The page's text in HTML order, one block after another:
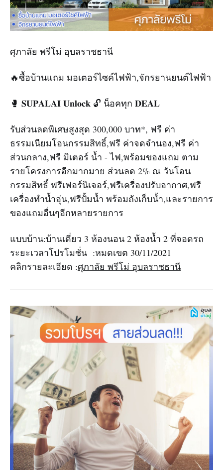
ศุภาลัย พรีโม่ อุบลราชธานี
🔥ซื้อบ้านแถม มอเตอร์ไซค์ไฟฟ้า,จักรยานยนต์ไฟฟ้า
🥊 𝐒𝐔𝐏𝐀𝐋𝐀𝐈 𝐔𝐧𝐥𝐨𝐜𝐤 🔓 น็อคทุก 𝐃𝐄𝐀𝐋
รับส่วนลดพิเศษสูงสุด 300,000 บาท*, ฟรี ค่า
ธรรมเนียมโอนกรรมสิทธิ์,ฟรี ค่าจดจำนอง,ฟรี ค่า
ส่วนกลาง,ฟรี มิเตอร์ น้ำ - ไฟ,พร้อมของแถม ตาม
รายโครงการอีกมากมาย ส่วนลด 2% ณ วันโอน
กรรมสิทธิ์ ฟรีเฟอร์นิเจอร์,ฟรีเครื่องปรับอากาศ,ฟรี
เครื่องทำน้ำอุ่น,ฟรีปั้มน้ำ พร้อมถังเก็บน้ำ,และรายการ
ของแถมอื่นๆอีกหลายรายการ
แบบบ้าน:บ้านเดี่ยว 3 ห้องนอน 2 ห้องน้ำ 2 ที่จอดรถ
ระยะเวลาโปรโมชั่น :หมดเขต 30/11/2021
คลิกรายละเอียด :ศุภาลัย พรีโม่ อุบลราชธานี